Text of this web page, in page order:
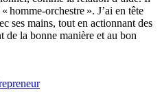
homme-orchestre ». J’ai en tête
ses mains, tout en actionnant des
de la bonne manière et au bon